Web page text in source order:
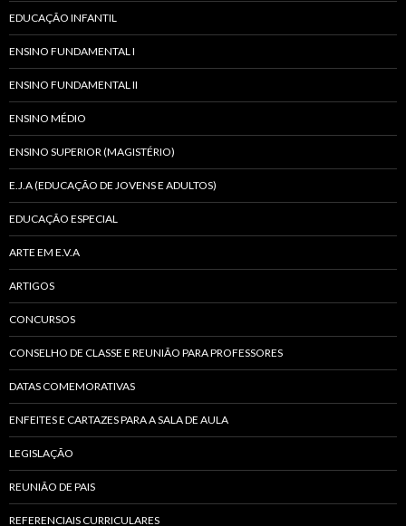
EDUCAÇÃO INFANTIL
ENSINO FUNDAMENTAL I
ENSINO FUNDAMENTAL II
ENSINO MÉDIO
ENSINO SUPERIOR (MAGISTÉRIO)
E.J.A (EDUCAÇÃO DE JOVENS E ADULTOS)
EDUCAÇÃO ESPECIAL
ARTE EM E.V.A
ARTIGOS
CONCURSOS
CONSELHO DE CLASSE E REUNIÃO PARA PROFESSORES
DATAS COMEMORATIVAS
ENFEITES E CARTAZES PARA A SALA DE AULA
LEGISLAÇÃO
REUNIÃO DE PAIS
REFERENCIAIS CURRICULARES